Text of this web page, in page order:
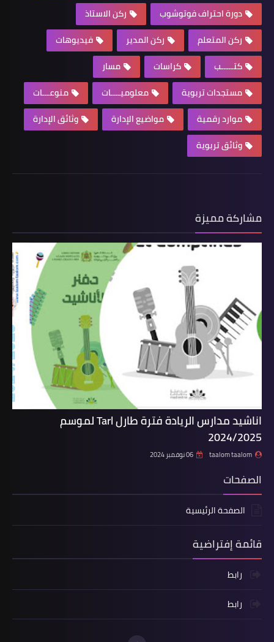
دورة احتراف فوتوشوب
ركن الاستاذ
ركن المتعلم
ركن المدير
فيديوهات
كتـــــب
كراسات
مسار
مستجدات تربوية
معلوميــــات
منوعـــات
موارد رقمية
مواضيع الإدارة
وثائق الإدارة
وثائق تربوية
مشاركة مميزة
اناشيد مدارس الريادة فترة طارل Tarl لموسم
2024/2025
taalom taalom 06 نوفمبر 2024
الصفحات
الصفحة الرئيسية
قائمة إفتراضية
رابط
رابط